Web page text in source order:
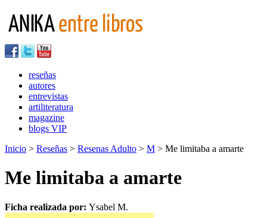
reseñas
autores
entrevistas
artiliteratura
magazine
blogs VIP
Inicio > Reseñas > Resenas Adulto > M > Me limitaba a amarte
Me limitaba a amarte
Ficha realizada por: Ysabel M.